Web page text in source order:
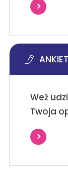
Weź
Twoja